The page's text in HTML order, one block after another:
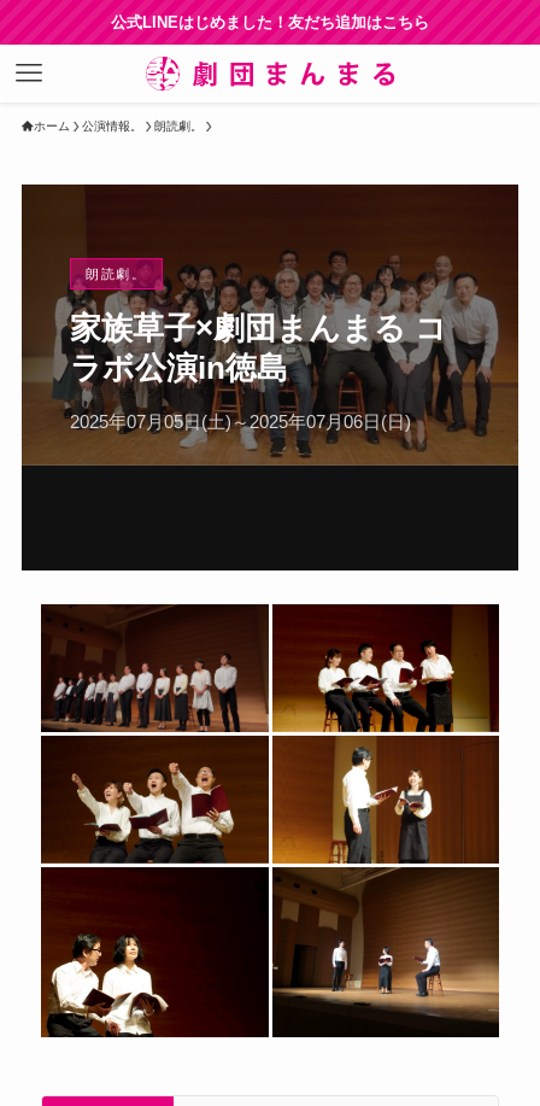
公式LINEはじめました！友だち追加はこちら
ホーム 公演情報。 朗読劇。
朗読劇。
家族草子×劇団まんまる コ
ラボ公演in徳島
2025年07月05日(土)～2025年07月06日(日)